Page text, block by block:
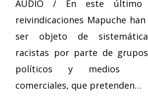
AUDIO / En este último
reivindicaciones Mapuche
ser objeto de
racistas por parte de
políticos y medios
comerciales, que pretenden…